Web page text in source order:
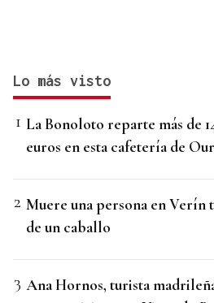
Lo más visto
La Bonoloto reparte más de
euros en esta cafetería de
Muere una persona en Verín
de un caballo
Ana Hornos, turista